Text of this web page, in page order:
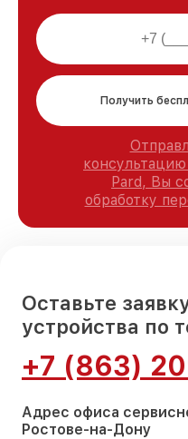
Получить
Pard, Вы
обработку
Оставьте
устройства по
+7 (863)
Адрес офиса
Ростове-на-Дону